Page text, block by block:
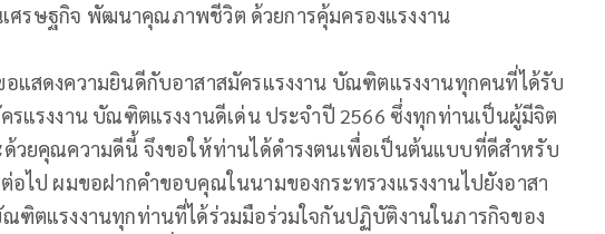
เศรษฐกิจ พัฒนาคุณภาพชีวิต ด้วยการคุ้มครองแรงงาน
แสดงความยินดีกับอาสาสมัครแรงงาน บัณฑิตแรงงานทุกคนที่ได้รับ
รแรงงาน บัณฑิตแรงงานดีเด่น ประจำปี 2566 ซึ่งทุกท่านเป็นผู้มีจิต
วยคุณความดีนี้ จึงขอให้ท่านได้ดำรงตนเพื่อเป็นต้นแบบที่ดีสำหรับ
อไป ผมขอฝากคำขอบคุณในนามของกระทรวงแรงงานไปยังอาสา
ฑิตแรงงานทุกท่านที่ได้ร่วมมือร่วมใจกันปฏิบัติงานในภารกิจของ